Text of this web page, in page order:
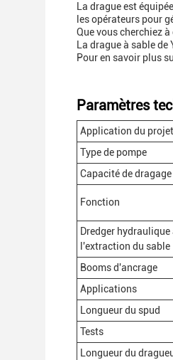
La drague est
les opérateurs pour
Que vous cherchiez
La drague à sable
Pour en savoir plus
Paramètres
Application du projet
Type de pompe
Capacité de dragage
Fonction
Dredger
l'extraction du sable
Booms d'ancrage
Applications
Longueur du spud
Tests
Longueur du